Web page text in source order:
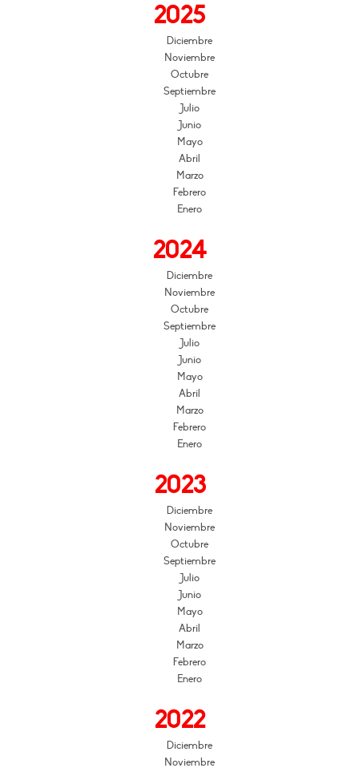
2025
Diciembre
Noviembre
Octubre
Septiembre
Julio
Junio
Mayo
Abril
Marzo
Febrero
Enero
2024
Diciembre
Noviembre
Octubre
Septiembre
Julio
Junio
Mayo
Abril
Marzo
Febrero
Enero
2023
Diciembre
Noviembre
Octubre
Septiembre
Julio
Junio
Mayo
Abril
Marzo
Febrero
Enero
2022
Diciembre
Noviembre